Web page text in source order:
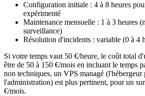
Configuration initiale : 4 à 8 heures
expérimenté
Maintenance mensuelle : 1 à 3 heures
surveillance)
Résolution d'incidents : variable (0 à 4
Si votre temps vaut 50 €/heure, le coût total
être de 50 à 150 €/mois en incluant le temps
non techniques, un VPS managé (l'hébergeur
l'administration) est plus pertinent, pour un
€/mois.